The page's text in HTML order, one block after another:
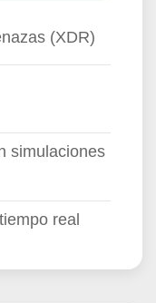
(XDR)
simulaciones
real